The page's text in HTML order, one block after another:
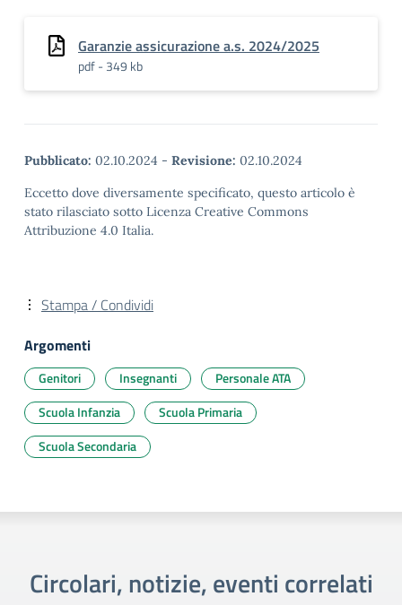
Garanzie assicurazione a.s. 2024/2025
pdf - 349 kb
Pubblicato: 02.10.2024 - Revisione: 02.10.2024
Eccetto dove diversamente specificato, questo articolo è
stato rilasciato sotto Licenza Creative Commons
Attribuzione 4.0 Italia.
Stampa / Condividi
Argomenti
Genitori Insegnanti
Personale ATA
Scuola Infanzia
Scuola Primaria
Scuola Secondaria
Circolari, notizie, eventi correlati